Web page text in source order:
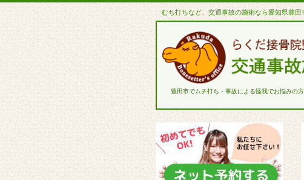
むち打ちなど、交通事故の施術なら愛知県豊田
豊田市でムチ打ち・事故による怪我でお悩みの